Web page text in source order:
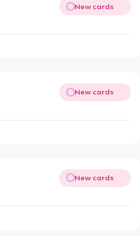
New cards
New cards
New cards